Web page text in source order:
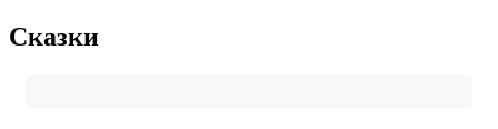
Search
Сказки